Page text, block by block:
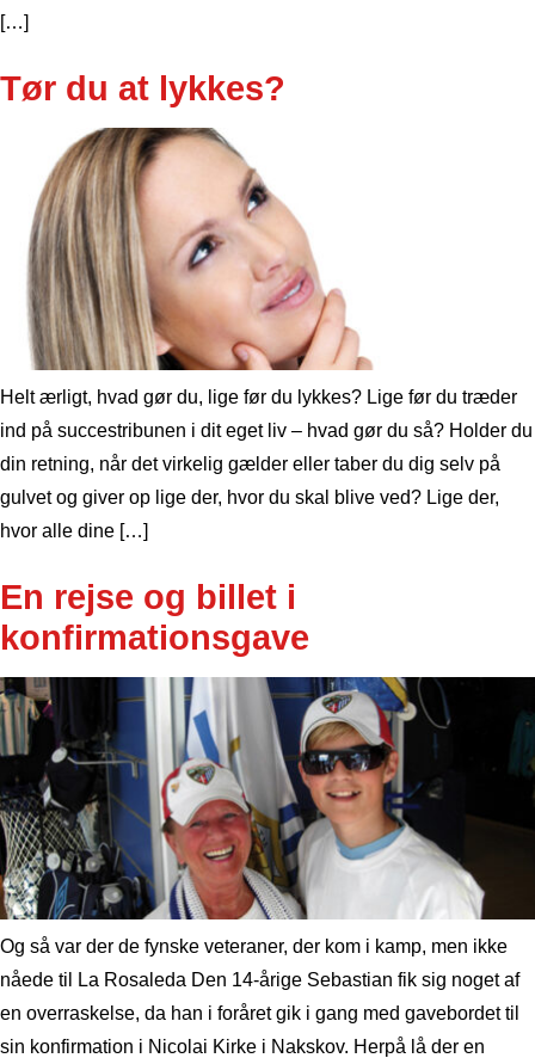
[…]
Tør du at lykkes?
Helt ærligt, hvad gør du, lige før du lykkes? Lige før du træder
ind på succestribunen i dit eget liv – hvad gør du så? Holder du
din retning, når det virkelig gælder eller taber du dig selv på
gulvet og giver op lige der, hvor du skal blive ved? Lige der,
hvor alle dine […]
En rejse og billet i
konfirmationsgave
Og så var der de fynske veteraner, der kom i kamp, men ikke
nåede til La Rosaleda Den 14-årige Sebastian fik sig noget af
en overraskelse, da han i foråret gik i gang med gavebordet til
sin konfirmation i Nicolai Kirke i Nakskov. Herpå lå der en